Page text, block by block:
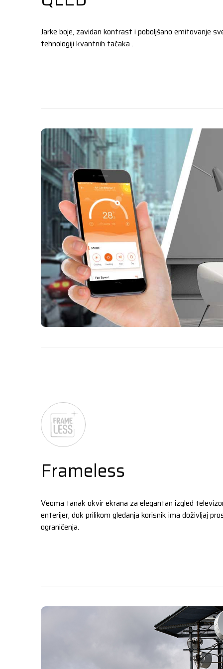
Jarke boje, zavidan kontrast i poboljšano emitovanje
tehnologiji kvantnih tačaka .
Frameless
Veoma tanak okvir ekrana za elegantan izgled
enterijer, dok prilikom gledanja korisnik ima doživljaj
ograničenja.